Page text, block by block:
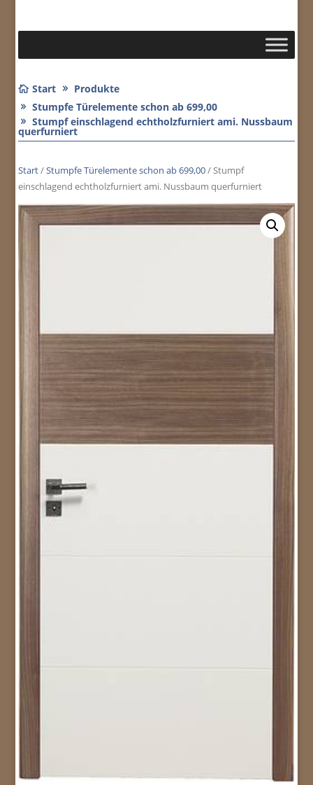
Start
Produkte
Stumpfe Türelemente schon ab 699,00
Stumpf einschlagend echtholzfurniert ami. Nussbaum
querfurniert
Start/Stumpfe Türelemente schon ab 699,00/ Stumpf
einschlagend echtholzfurniert ami. Nussbaum querfurniert